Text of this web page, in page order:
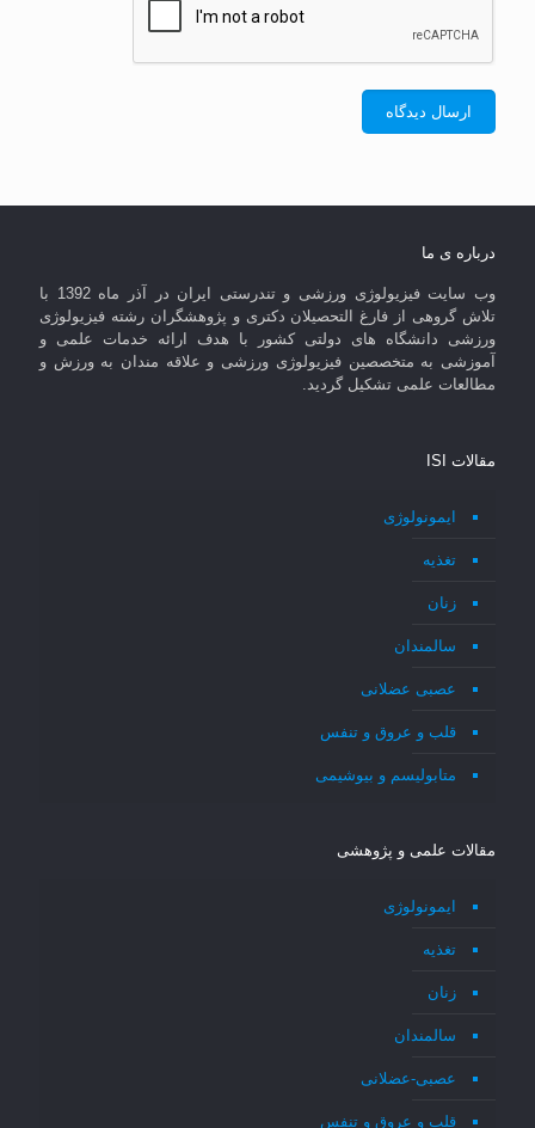
درباره ی ما
وب سایت فیزیولوژی ورزشی و تندرستی ایران در آذر ماه 1392 با
تلاش گروهی از فارغ التحصیلان دکتری و پژوهشگران رشته فیزیولوژی
ورزشی دانشگاه های دولتی کشور با هدف ارائه خدمات علمی و
آموزشی به متخصصین فیزیولوژی ورزشی و علاقه مندان به ورزش و
مطالعات علمی تشکیل گردید.
مقالات ISI
ایمونولوژی
تغذیه
زنان
سالمندان
عصبی عضلانی
قلب و عروق و تنفس
متابولیسم و بیوشیمی
مقالات علمی و پژوهشی
ایمونولوژی
تغذیه
زنان
سالمندان
عصبی-عضلانی
قلب و عروق و تنفس